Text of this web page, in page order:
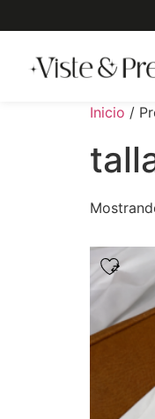
Inicio /